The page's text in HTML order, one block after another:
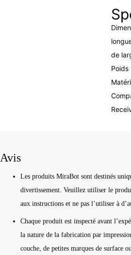
de
Avis
Les produits MiraBot sont destinés
divertissement. Veuillez utiliser le
aux instructions et ne pas l’utiliser à
Chaque produit est inspecté avant
la nature de la fabrication par
couche, de petites marques de surface